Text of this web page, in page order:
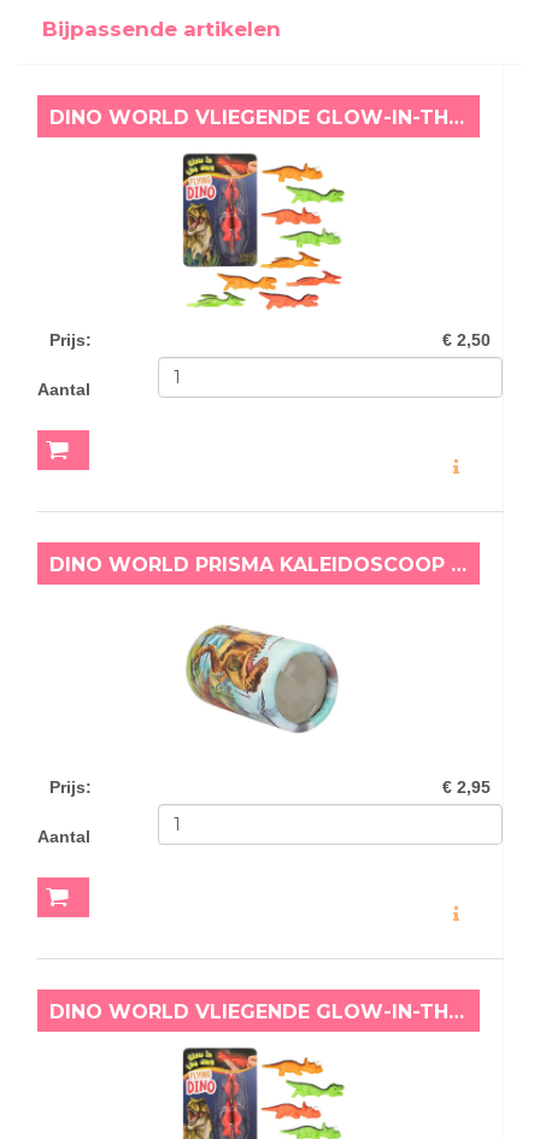
Bijpassende artikelen
DINO WORLD VLIEGENDE GLOW-IN-THE-DARK TRICERATOPS GROEN
Prijs: € 2,50
Aantal
DINO WORLD PRISMA KALEIDOSCOOP BLAUW
Prijs: € 2,95
Aantal
DINO WORLD VLIEGENDE GLOW-IN-THE-DARK T-REX ORANJE